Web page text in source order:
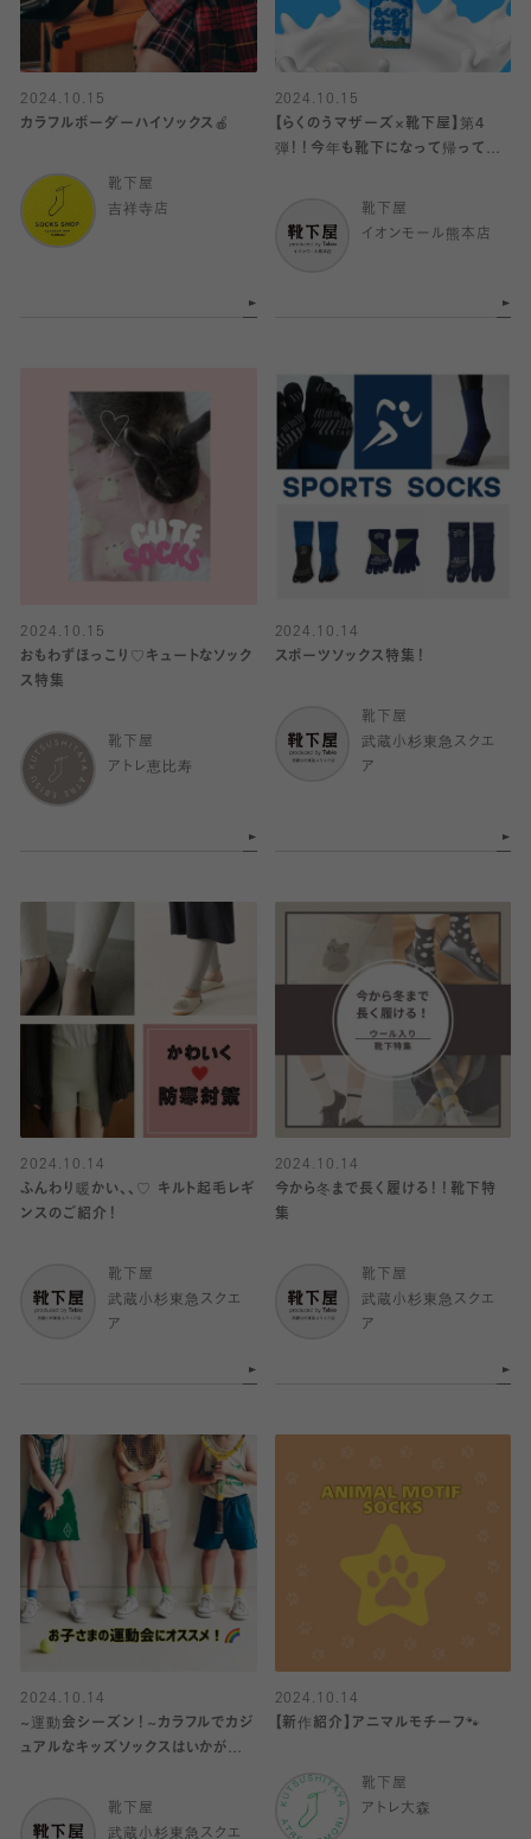
2024.10.15
カラフルボーダーハイソックス🍎
靴下屋
吉祥寺店
2024.10.15
【らくのうマザーズ×靴下屋】第4
弾！！今年も靴下になって帰ってき
靴下屋
イオンモール熊本店
2024.10.15
おもわずほっこり♡キュートなソック
ス特集
靴下屋
アトレ恵比寿
2024.10.14
スポーツソックス特集！
靴下屋
武蔵小杉東急スクエ
ア
2024.10.14
ふんわり暖かい、、♡ キルト起毛レギ
ンスのご紹介！
靴下屋
武蔵小杉東急スクエ
ア
2024.10.14
今から冬まで長く履ける！！靴下特
集
靴下屋
武蔵小杉東急スクエ
ア
2024.10.14
~運動会シーズン！~カラフルでカジ
ュアルなキッズソックスはいかがでし
靴下屋
武蔵小杉東急スクエ
2024.10.14
【新作紹介】アニマルモチーフ🐾
靴下屋
アトレ大森